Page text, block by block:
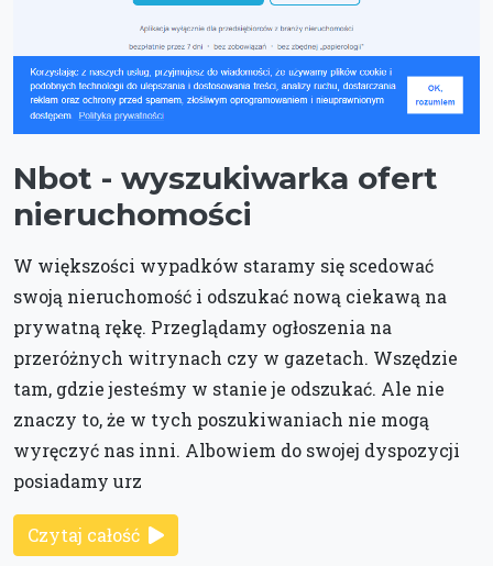
Nbot - wyszukiwarka ofert
nieruchomości
W większości wypadków staramy się scedować
swoją nieruchomość i odszukać nową ciekawą na
prywatną rękę. Przeglądamy ogłoszenia na
przeróżnych witrynach czy w gazetach. Wszędzie
tam, gdzie jesteśmy w stanie je odszukać. Ale nie
znaczy to, że w tych poszukiwaniach nie mogą
wyręczyć nas inni. Albowiem do swojej dyspozycji
posiadamy urz
Czytaj całość